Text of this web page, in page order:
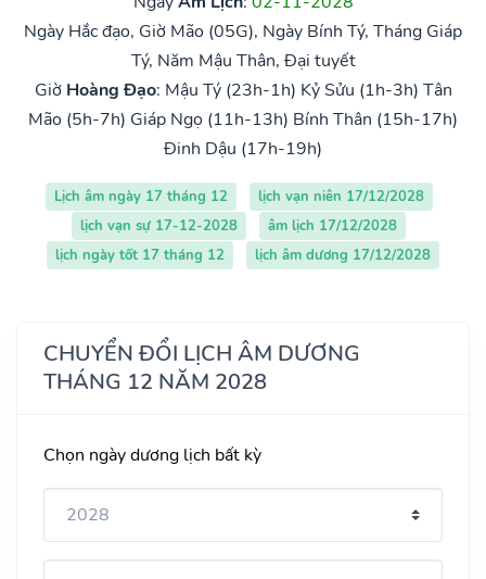
Ngày Hắc đạo, Giờ Mão (05G), Ngày Bính Tý, Tháng Giáp
Tý, Năm Mậu Thân, Đại tuyết
Giờ Hoàng Đạo: Mậu Tý (23h-1h) Kỷ Sửu (1h-3h) Tân
Mão (5h-7h) Giáp Ngọ (11h-13h) Bính Thân (15h-17h)
Đinh Dậu (17h-19h)
Lịch âm ngày 17 tháng 12
lịch vạn niên 17/12/2028
lịch vạn sự 17-12-2028
âm lịch 17/12/2028
lịch ngày tốt 17 tháng 12
lịch âm dương 17/12/2028
CHUYỂN ĐỔI LỊCH ÂM DƯƠNG
THÁNG 12 NĂM 2028
Chọn ngày dương lịch bất kỳ